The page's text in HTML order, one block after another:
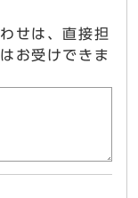
せは、直接担
お受けできま